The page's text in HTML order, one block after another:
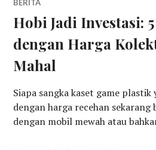
BERITA
Hobi Jadi Investasi:
dengan Harga
Mahal
Siapa sangka kaset game
dengan harga recehan sekarang
dengan mobil mewah atau